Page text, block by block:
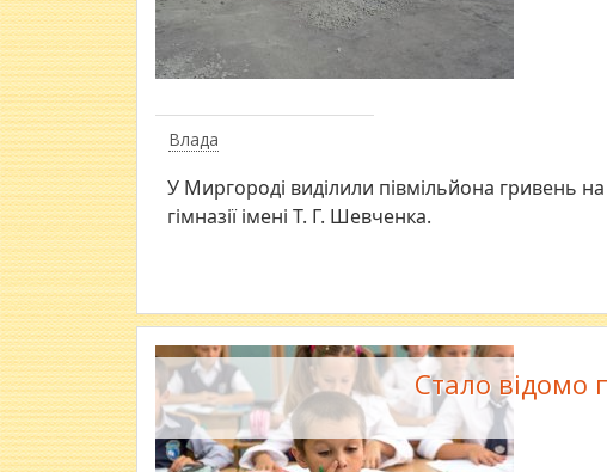
Влада
У Миргороді виділили півмільйона гривень
гімназії імені Т. Г. Шевченка.
Стало відомо